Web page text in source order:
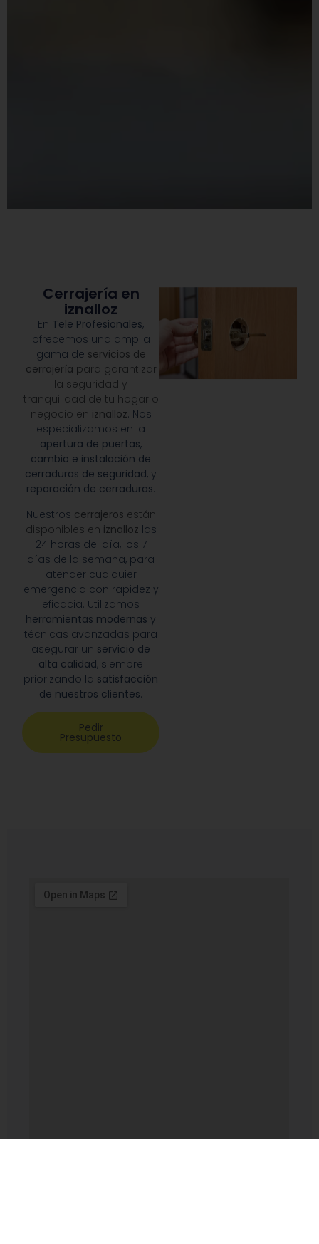
Cerrajería en
iznalloz
En Tele Profesionales,
ofrecemos una amplia
gama de servicios de
cerrajería para garantizar
la seguridad y
tranquilidad de tu hogar o
negocio en iznalloz. Nos
especializamos en la
apertura de puertas,
cambio e instalación de
cerraduras de seguridad, y
reparación de cerraduras.
Nuestros cerrajeros están
disponibles en iznalloz las
24 horas del día, los 7
días de la semana, para
atender cualquier
emergencia con rapidez y
eficacia. Utilizamos
herramientas modernas y
técnicas avanzadas para
asegurar un servicio de
alta calidad, siempre
priorizando la satisfacción
de nuestros clientes.
Pedir
Presupuesto